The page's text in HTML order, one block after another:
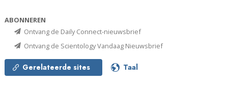
ABONNEREN
Ontvang de Daily Connect-nieuwsbrief
Ontvang de Scientology Vandaag Nieuwsbrief
Gerelateerde sites Taal